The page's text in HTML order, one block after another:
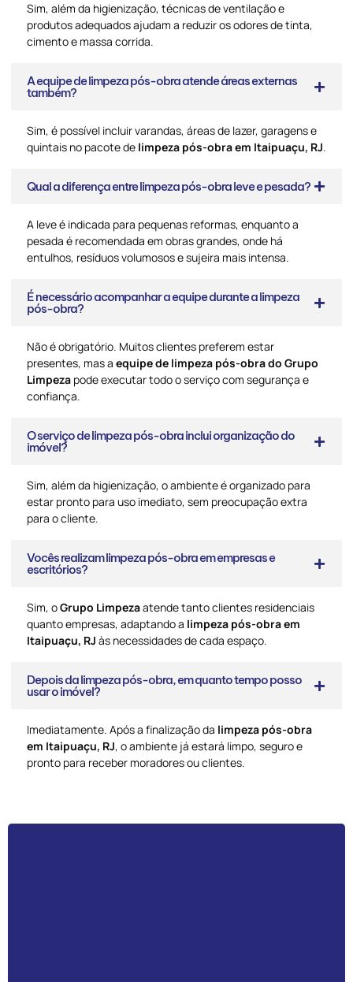
Sim, além da higienização, técnicas de ventilação e
produtos adequados ajudam a reduzir os odores de tinta,
cimento e massa corrida.
A equipe de limpeza pós-obra atende áreas externas
também?
Sim, é possível incluir varandas, áreas de lazer, garagens e
quintais no pacote de limpeza pós-obra em Itaipuaçu, RJ.
Qual a diferença entre limpeza pós-obra leve e pesada?
A leve é indicada para pequenas reformas, enquanto a
pesada é recomendada em obras grandes, onde há
entulhos, resíduos volumosos e sujeira mais intensa.
É necessário acompanhar a equipe durante a limpeza
pós-obra?
Não é obrigatório. Muitos clientes preferem estar
presentes, mas a equipe de limpeza pós-obra do Grupo
Limpeza pode executar todo o serviço com segurança e
confiança.
O serviço de limpeza pós-obra inclui organização do
imóvel?
Sim, além da higienização, o ambiente é organizado para
estar pronto para uso imediato, sem preocupação extra
para o cliente.
Vocês realizam limpeza pós-obra em empresas e
escritórios?
Sim, oGrupo Limpezaatende tanto clientes residenciais
quanto empresas, adaptando a limpeza pós-obra em
Itaipuaçu, RJ às necessidades de cada espaço.
Depois da limpeza pós-obra, em quanto tempo posso
usar o imóvel?
Imediatamente. Após a finalização da limpeza pós-obra
em Itaipuaçu, RJ, o ambiente já estará limpo, seguro e
pronto para receber moradores ou clientes.